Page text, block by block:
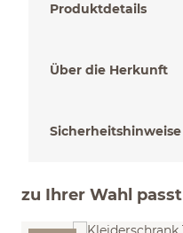
Produktdetails
Über die Herkunft
Sicherheitshinweise
zu Ihrer Wahl passt